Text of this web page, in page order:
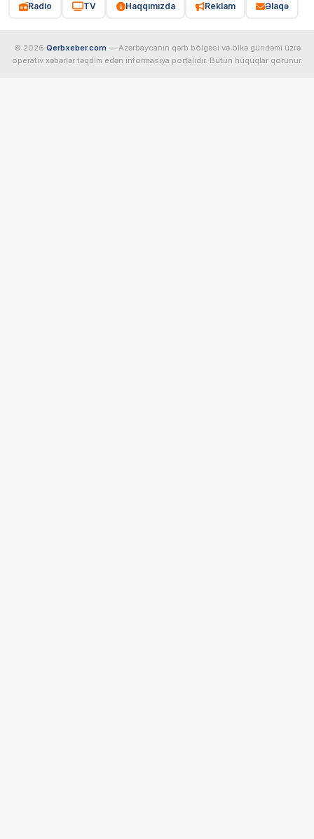
Radio TV Haqqımızda Reklam Əlaqə
© 2026 Qerbxeber.com — Azərbaycanın qərb bölgəsi və ölkə gündəmi üzrə
operativ xəbərlər təqdim edən informasiya portalıdır. Bütün hüquqlar qorunur.